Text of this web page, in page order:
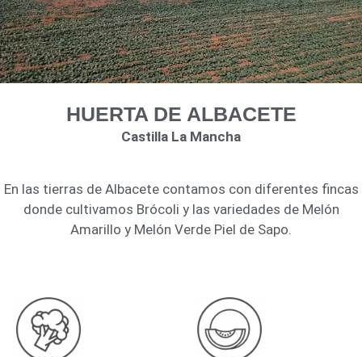
HUERTA DE ALBACETE
Castilla La Mancha
En las tierras de Albacete contamos con diferentes fincas
donde cultivamos Brócoli y las variedades de Melón
Amarillo y Melón Verde Piel de Sapo.